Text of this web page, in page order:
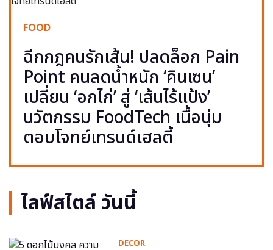
FOOD
ฉีกกฎคนรักเส้น! ปลดล็อก Pain
Point คนลดน้ำหนัก ‘คินเซน’
เปลี่ยน ‘อกไก่’ สู่ ‘เส้นไร้แป้ง’
นวัตกรรม FoodTech เนื้อนุ่ม
ตอบโจทย์เทรนด์เฮลตี้
ไลฟ์สไตล์ วันนี้
DECOR